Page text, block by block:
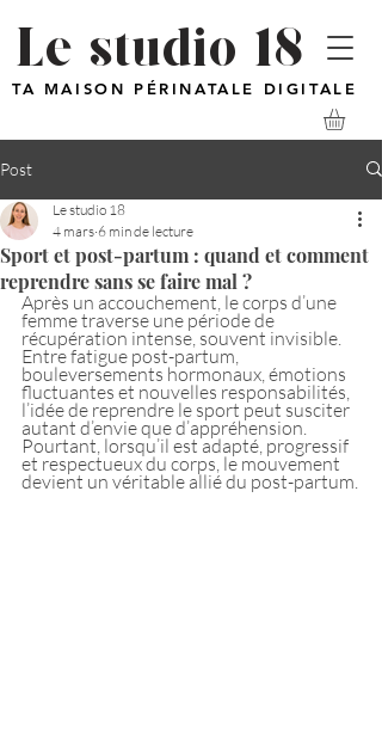
Le studio 18
TA MAISON PÉRINATALE DIGITALE
Post
Sport et post-partum : quand et comment
reprendre sans se faire mal ?
Le studio 18
4 mars 6 min de lecture
Après un accouchement, le corps d’une
femme traverse une période de
récupération intense, souvent invisible.
Entre fatigue post-partum,
bouleversements hormonaux, émotions
fluctuantes et nouvelles responsabilités,
l’idée de reprendre le sport peut susciter
autant d’envie que d’appréhension.
Pourtant, lorsqu’il est adapté, progressif
et respectueux du corps, le mouvement
devient un véritable allié du post-partum.